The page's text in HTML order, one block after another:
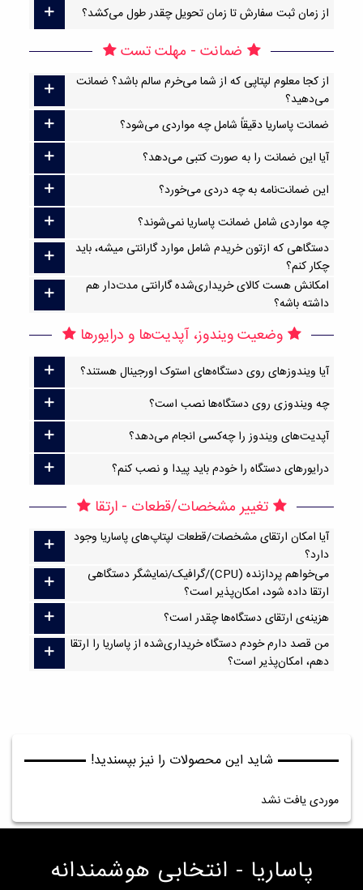
از زمان ثبت سفارش تا زمان تحویل چقدر طول می‌کشد؟
ضمانت - مهلت تست
از کجا معلوم لپتاپی که از شما می‌خرم سالم باشد؟ ضمانت
می‌دهید؟
ضمانت پاساریا دقیقاً شامل چه مواردی می‌شود؟
آیا این ضمانت را به صورت کتبی می‌دهد؟
این ضمانت‌نامه به چه دردی می‌خورد؟
چه مواردی شامل ضمانت پاساریا نمی‌شوند؟
دستگاهی که ازتون خریدم شامل موارد گارانتی میشه، باید
چکار کنم؟
امکانش هست کالای خریداری‌شده گارانتی مدت‌دار هم
داشته باشه؟
وضعیت ویندوز، آپدیت‌ها و درایورها
آیا ویندوزهای روی دستگاه‌های استوک اورجینال هستند؟
چه ویندوزی روی دستگاه‌ها نصب است؟
آپدیت‌های ویندوز را چه‌کسی انجام می‌دهد؟
درایورهای دستگاه را خودم باید پیدا و نصب کنم؟
تغییر مشخصات/قطعات - ارتقا
آیا امکان ارتقا‌ی مشخصات/قطعات لپتاپ‌های پاساریا وجود
دارد؟
می‌خواهم پردازنده (CPU)/گرافیک/نمایشگر دستگاهی
ارتقا داده شود، امکان‌پذیر است؟
هزینه‌ی ارتقای دستگاه‌ها چقدر است؟
من قصد دارم خودم دستگاه خریداری‌شده از پاساریا را ارتقا
دهم، امکان‌پذیر است؟
شاید این محصولات را نیز بپسندید!
موردی یافت نشد
پاساریا - انتخابی هوشمندانه